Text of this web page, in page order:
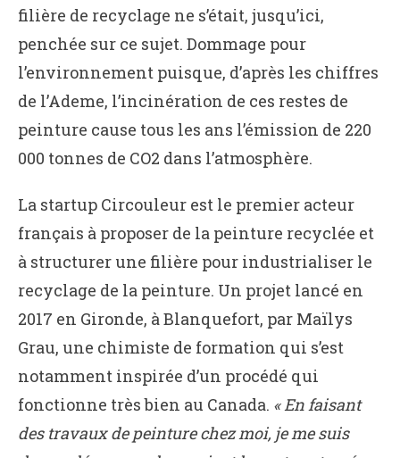
filière de recyclage ne s’était, jusqu’ici,
penchée sur ce sujet. Dommage pour
l’environnement puisque, d’après les chiffres
de l’Ademe, l’incinération de ces restes de
peinture cause tous les ans l’émission de 220
000 tonnes de CO2 dans l’atmosphère.
La startup Circouleur est le premier acteur
français à proposer de la peinture recyclée et
à structurer une filière pour industrialiser le
recyclage de la peinture. Un projet lancé en
2017 en Gironde, à Blanquefort, par Maïlys
Grau, une chimiste de formation qui s’est
notamment inspirée d’un procédé qui
fonctionne très bien au Canada. « En faisant
des travaux de peinture chez moi, je me suis